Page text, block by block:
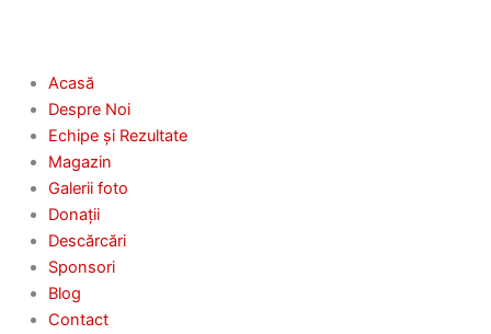
Acasă
Despre Noi
Echipe și Rezultate
Magazin
Galerii foto
Donații
Descărcări
Sponsori
Blog
Contact